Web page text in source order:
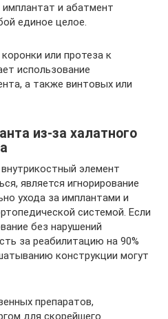
имплантат и абатмент
единое целое.
или протеза к
использование
а также винтовых или
из-за халатного
элемент
является игнорирование
ухода за имплантами и
системой. Если
без нарушений
за реабилитацию на 90%
конструкции могут
препаратов,
для скорейшего